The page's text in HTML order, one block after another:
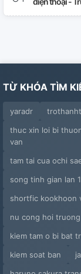
TỪ KHÓA TÌM
yaradr
thuc xin loi bi
van
tam tai cua ochi
song tinh gian lan
shortfic kookhoon
nu cong hoi truong
kiem tam o bi bat
kiem soat ban